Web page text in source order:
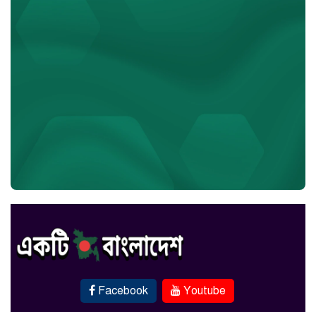
Facebook Youtube